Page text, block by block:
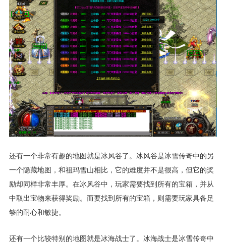
还有一个非常有趣的地图就是冰风谷了。冰风谷是冰雪传奇中的另
一个隐藏地图，和祖玛雪山相比，它的难度并不是很高，但它的奖
励却同样非常丰厚。在冰风谷中，玩家需要找到所有的宝箱，并从
中取出宝物来获得奖励。而要找到所有的宝箱，则需要玩家具备足
够的耐心和敏捷。
还有一个比较特别的地图就是冰海战士了。冰海战士是冰雪传奇中